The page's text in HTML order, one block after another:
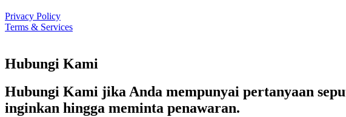
Privacy Policy
Terms & Services
Hubungi Kami
Hubungi Kami jika Anda mempunyai pertanyaan
inginkan hingga meminta penawaran.